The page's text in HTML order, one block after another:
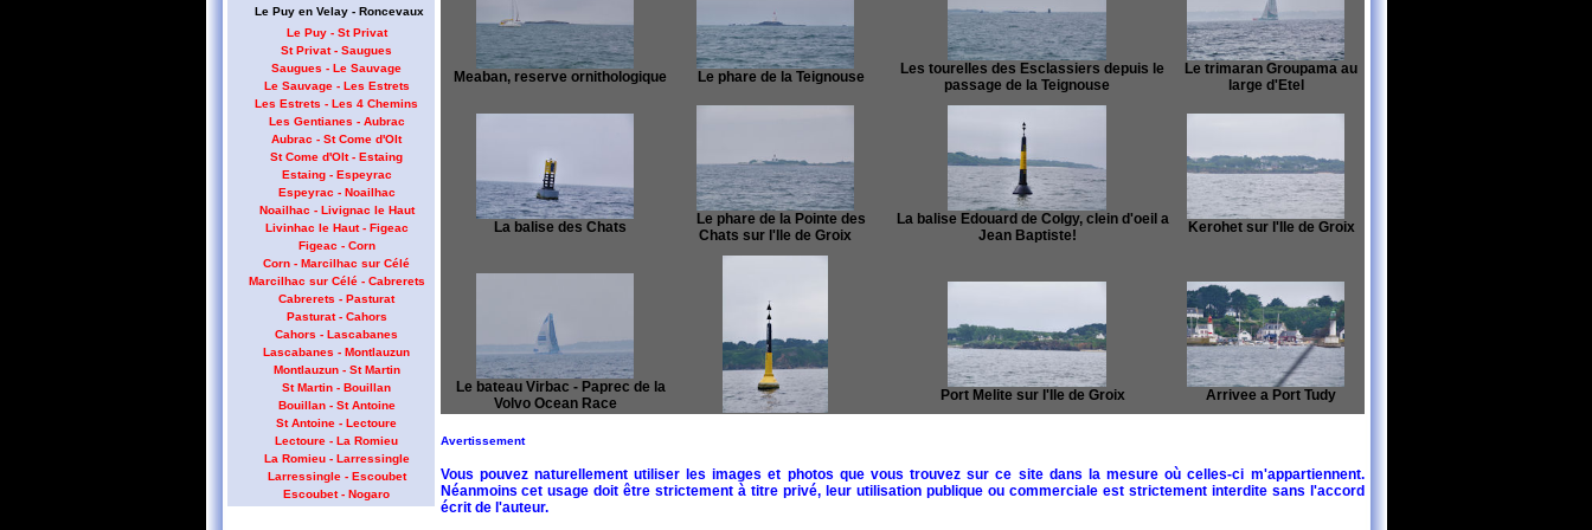
Le Puy en Velay - Roncevaux
Le Puy - St Privat
St Privat - Saugues
Saugues - Le Sauvage
Le Sauvage - Les Estrets
Les Estrets - Les 4 Chemins
Les Gentianes - Aubrac
Aubrac - St Come d'Olt
St Come d'Olt - Estaing
Estaing - Espeyrac
Espeyrac - Noailhac
Noailhac - Livignac le Haut
Livinhac le Haut - Figeac
Figeac - Corn
Corn - Marcilhac sur Célé
Marcilhac sur Célé - Cabrerets
Cabrerets - Pasturat
Pasturat - Cahors
Cahors - Lascabanes
Lascabanes - Montlauzun
Montlauzun - St Martin
St Martin - Bouillan
Bouillan - St Antoine
St Antoine - Lectoure
Lectoure - La Romieu
La Romieu - Larressingle
Larressingle - Escoubet
Escoubet - Nogaro
Meaban, reserve ornithologique Le phare de la Teignouse
Les tourelles des Esclassiers depuis le
passage de la Teignouse
Le trimaran Groupama au
large d'Etel
La balise des Chats
Le phare de la Pointe des
Chats sur l'Ile de Groix
La balise Edouard de Colgy, clein d'oeil a
Jean Baptiste!
Kerohet sur l'Ile de Groix
Le bateau Virbac - Paprec de la
Volvo Ocean Race
Port Melite sur l'Ile de Groix Arrivee a Port Tudy
Avertissement
Vous pouvez naturellement utiliser les images et photos que vous trouvez sur ce site dans la mesure où celles-ci m'appartiennent.
Néanmoins cet usage doit être strictement à titre privé, leur utilisation publique ou commerciale est strictement interdite sans l'accord
écrit de l'auteur.